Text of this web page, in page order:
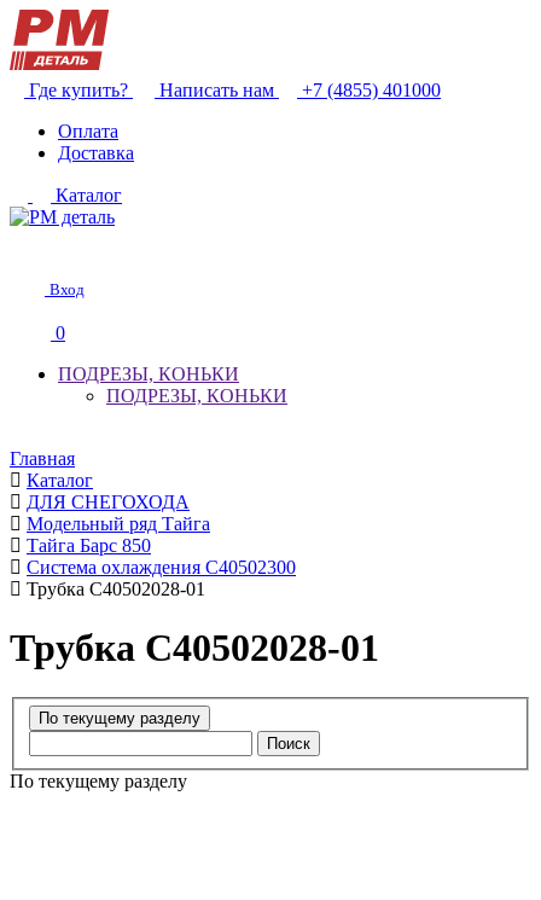
Где купить? Написать нам
+7 (4855) 401000
Оплата
Доставка
Каталог
Вход
0
ПОДРЕЗЫ, КОНЬКИ
ПОДРЕЗЫ, КОНЬКИ
Главная
Каталог
ДЛЯ СНЕГОХОДА
Модельный ряд Тайга
Тайга Барс 850
Система охлаждения С40502300
Трубка C40502028-01
Трубка C40502028-01
Поиск
По текущему разделу